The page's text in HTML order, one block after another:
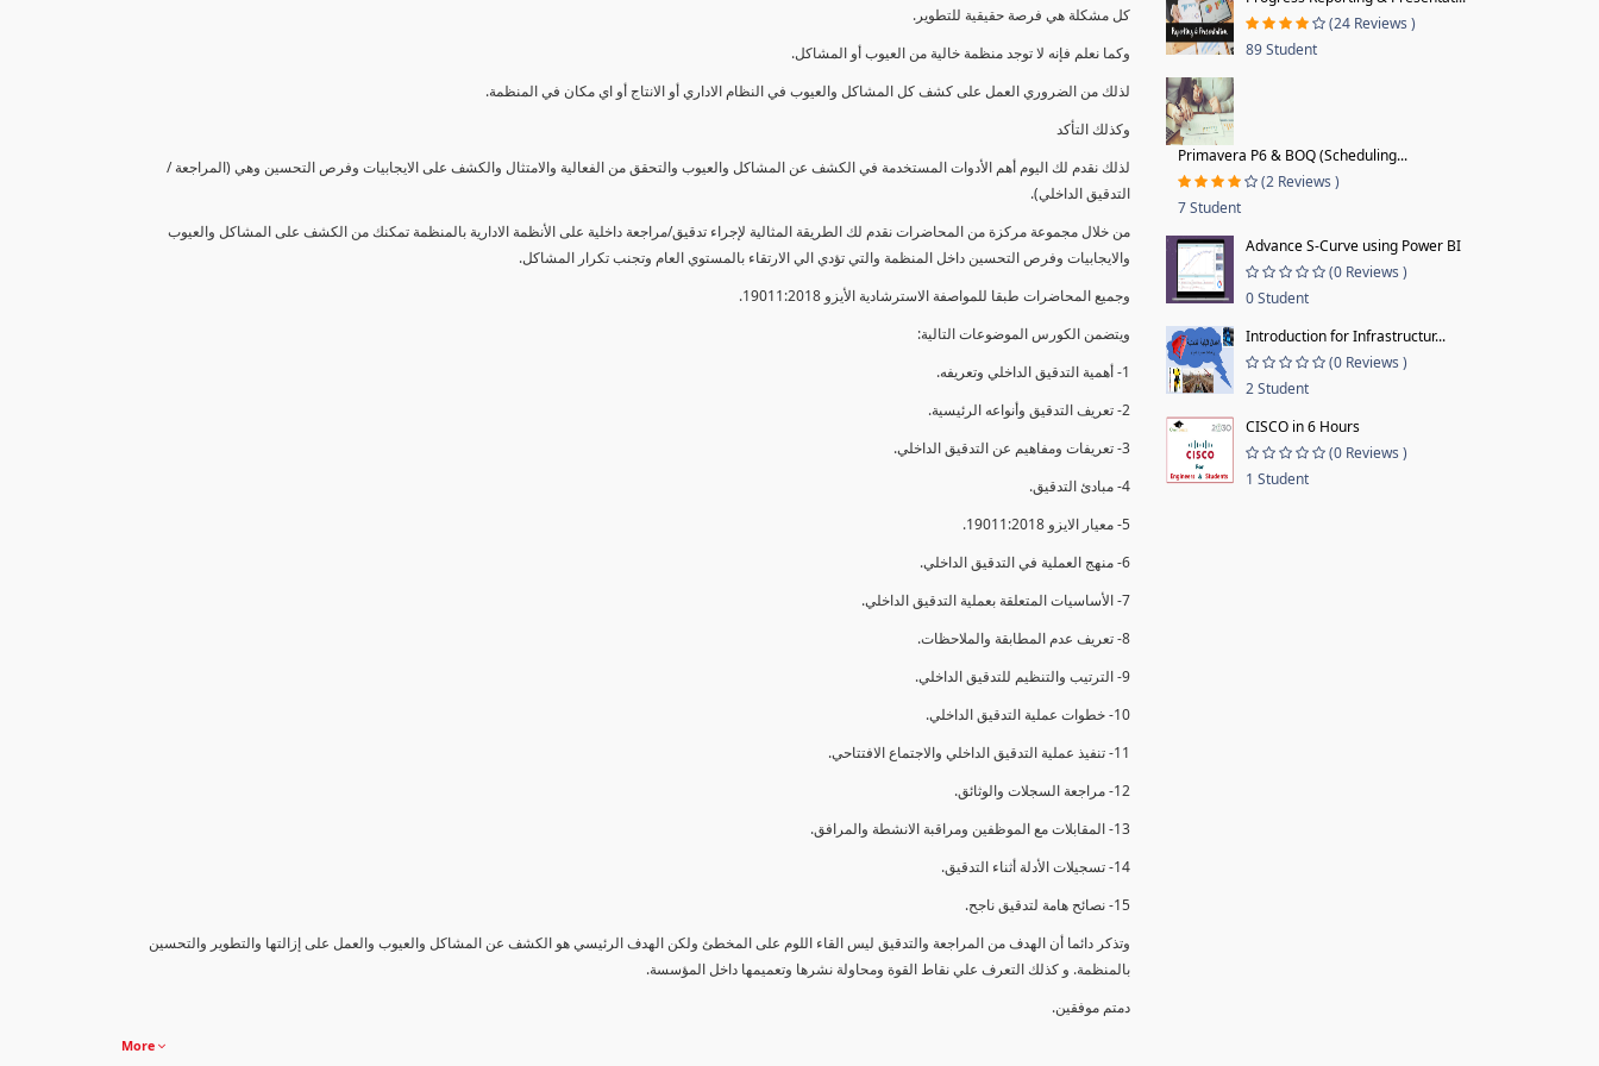
كل مشكلة هي فرصة حقيقية للتطوير.
وكما نعلم فإنه لا توجد منظمة خالية من العيوب أو المشاكل.
لذلك من الضروري العمل على كشف كل المشاكل والعيوب في النظام الاداري أو الانتاج أو اي مكان في المنظمة.
وكذلك التأكد
لذلك نقدم لك اليوم أهم الأدوات المستخدمة في الكشف عن المشاكل والعيوب والتحقق من الفعالية والامتثال والكشف على الايجابيات وفرص التحسين وهي (المراجعة /
التدقيق الداخلي).
من خلال مجموعة مركزة من المحاضرات نقدم لك الطريقة المثالية لإجراء تدقيق/مراجعة داخلية على الأنظمة الادارية بالمنظمة تمكنك من الكشف على المشاكل والعيوب
والايجابيات وفرص التحسين داخل المنظمة والتي تؤدي الي الارتقاء بالمستوي العام وتجنب تكرار المشاكل.
وجميع المحاضرات طبقا للمواصفة الاسترشادية الأيزو 19011:2018.
ويتضمن الكورس الموضوعات التالية:
1- أهمية التدقيق الداخلي وتعريفه.
2- تعريف التدقيق وأنواعه الرئيسية.
3- تعريفات ومفاهيم عن التدقيق الداخلي.
4- مبادئ التدقيق.
5- معيار الايزو 19011:2018.
6- منهج العملية في التدقيق الداخلي.
7- الأساسيات المتعلقة بعملية التدقيق الداخلي.
8- تعريف عدم المطابقة والملاحظات.
9- الترتيب والتنظيم للتدقيق الداخلي.
10- خطوات عملية التدقيق الداخلي.
11- تنفيذ عملية التدقيق الداخلي والاجتماع الافتتاحي.
12- مراجعة السجلات والوثائق.
13- المقابلات مع الموظفين ومراقبة الانشطة والمرافق.
14- تسجيلات الأدلة أثناء التدقيق.
15- نصائح هامة لتدقيق ناجح.
وتذكر دائما أن الهدف من المراجعة والتدقيق ليس القاء اللوم على المخطئ ولكن الهدف الرئيسي هو الكشف عن المشاكل والعيوب والعمل على إزالتها والتطوير والتحسين
بالمنظمة. و كذلك التعرف علي نقاط القوة ومحاولة نشرها وتعميمها داخل المؤسسة.
دمتم موفقين.
More
(24 Reviews )
89 Student
Primavera P6 & BOQ (Scheduling...
(2 Reviews )
7 Student
Advance S-Curve using Power BI
(0 Reviews )
0 Student
Introduction for Infrastructur...
(0 Reviews )
2 Student
CISCO in 6 Hours
(0 Reviews )
1 Student